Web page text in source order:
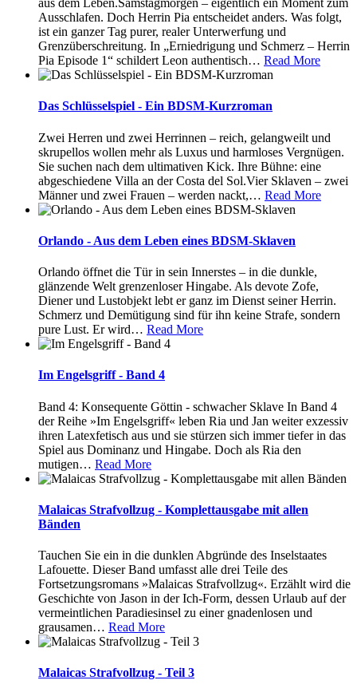
aus dem Leben.Samstagmorgen – eigentlich ein Moment zum
Ausschlafen. Doch Herrin Pia entscheidet anders. Was folgt,
ist ein ganzer Tag purer, realer Unterwerfung und
Grenzüberschreitung. In „Erniedrigung und Schmerz – Herrin
Pia Episode 1“ schildert Leon authentisch… Read More
Das Schlüsselspiel - Ein BDSM-Kurzroman
Zwei Herren und zwei Herrinnen – reich, gelangweilt und
skrupellos wollen mehr als Luxus und harmloses Vergnügen.
Sie suchen nach dem ultimativen Kick. Ihre Bühne: eine
abgeschiedene Villa an der Costa del Sol.Vier Sklaven – zwei
Männer und zwei Frauen – werden nackt,… Read More
Orlando - Aus dem Leben eines BDSM-Sklaven
Orlando öffnet die Tür in sein Innerstes – in die dunkle,
glänzende Welt grenzenloser Hingabe. Als devote Zofe,
Diener und Lustobjekt lebt er ganz im Dienst seiner Herrin.
Schmerz und Demütigung sind für ihn keine Strafe, sondern
pure Lust. Er wird… Read More
Im Engelsgriff - Band 4
Band 4: Konsequente Göttin - schwacher Sklave In Band 4
der Reihe »Im Engelsgriff« leben Ria und Jan weiter exzessiv
ihren Latexfetisch aus und sie stürzen sich immer tiefer in das
Spiel aus Dominanz und Hingabe. Doch als Ria den
mutigen… Read More
Malaicas Strafvollzug - Komplettausgabe mit allen
Bänden
Tauchen Sie ein in die dunklen Abgründe des Inselstaates
Lafouette. Dieser Band umfasst alle drei Teile des
Fortsetzungsromans »Malaicas Strafvollzug«. Erzählt wird die
Geschichte von Jason in der Ich-Form, dessen Urlaub auf der
vermeintlichen Paradiesinsel zu einer gnadenlosen und
grausamen… Read More
Malaicas Strafvollzug - Teil 3